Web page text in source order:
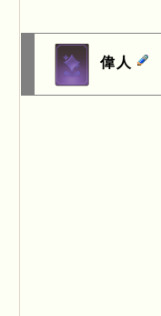
偉人